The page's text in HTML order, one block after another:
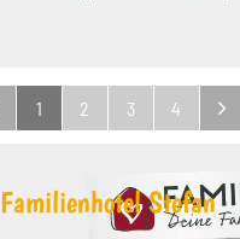
1 2 3 4
Familienhotel Stefan